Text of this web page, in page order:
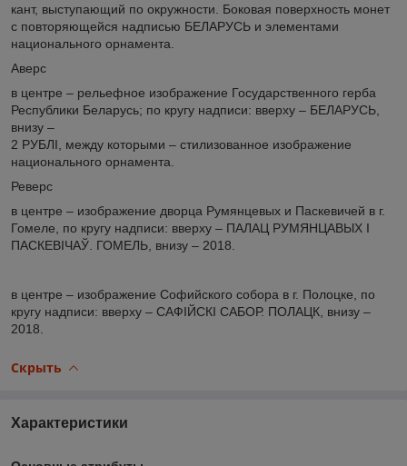
кант, выступающий по окружности. Боковая поверхность монет
с повторяющейся надписью БЕЛАРУСЬ и элементами
национального орнамента.
Аверс
в центре – рельефное изображение Государственного герба
Республики Беларусь; по кругу надписи: вверху – БЕЛАРУСЬ,
внизу –
2 РУБЛI, между которыми – стилизованное изображение
национального орнамента.
Реверс
в центре – изображение дворца Румянцевых и Паскевичей в г.
Гомеле, по кругу надписи: вверху – ПАЛАЦ РУМЯНЦАВЫХ І
ПАСКЕВІЧАЎ. ГОМЕЛЬ, внизу – 2018.
в центре – изображение Софийского собора в г. Полоцке, по
кругу надписи: вверху – САФІЙСКІ САБОР. ПОЛАЦК, внизу –
2018.
Скрыть
Характеристики